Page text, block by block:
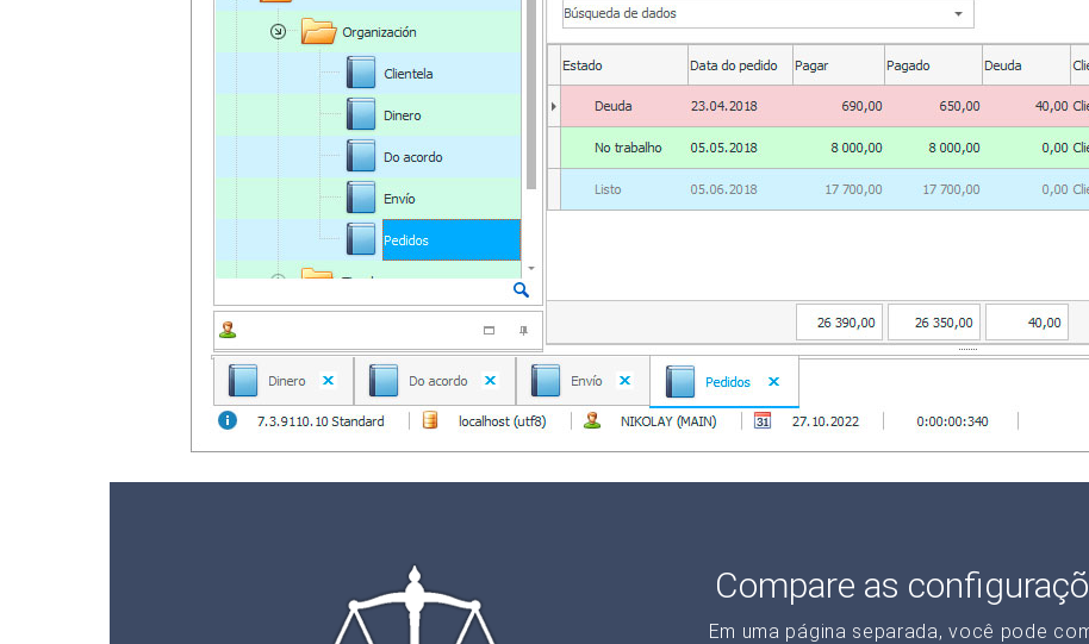
Compare as
Em uma página separada, você pode